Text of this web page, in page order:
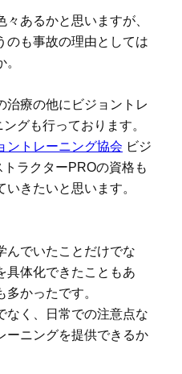
あるかと思いますが、
のも事故の理由としては
治療の他にビジョントレ
グも行っております。
ントレーニング協会 ビジ
ラクターPROの資格も
きたいと思います。
んでいたことだけでな
具体化できたこともあ
かったです。
なく、日常での注意点な
ーニングを提供できるか